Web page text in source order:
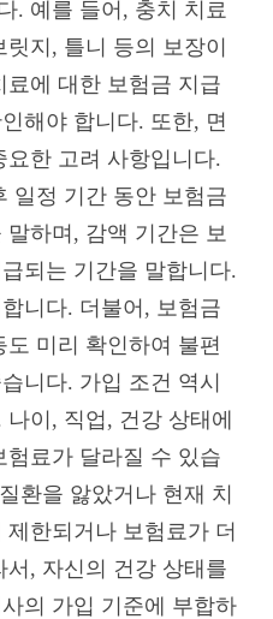
. 예를 들어, 충치 치료
지, 틀니 등의 보장이
료에 대한 보험금 지급
해야 합니다. 또한, 면
한 고려 사항입니다.
일정 기간 동안 보험금
하며, 감액 기간은 보
되는 기간을 말합니다.
니다. 더불어, 보험금
미리 확인하여 불편
니다. 가입 조건 역시
이, 직업, 건강 상태에
료가 달라질 수 있습
환을 앓았거나 현재 치
한되거나 보험료가 더
, 자신의 건강 상태를
의 가입 기준에 부합하